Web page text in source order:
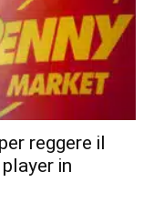
reggere il
in